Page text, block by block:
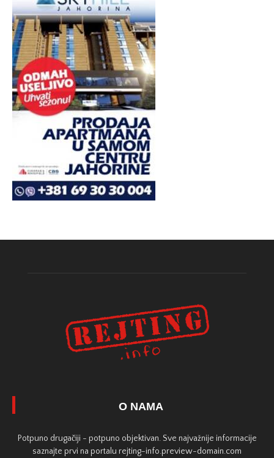
O NAMA
Potpuno drugačiji - potpuno objektivan. Sve najvažnije informacije
saznajte prvi na portalu rejting-info.preview-domain.com